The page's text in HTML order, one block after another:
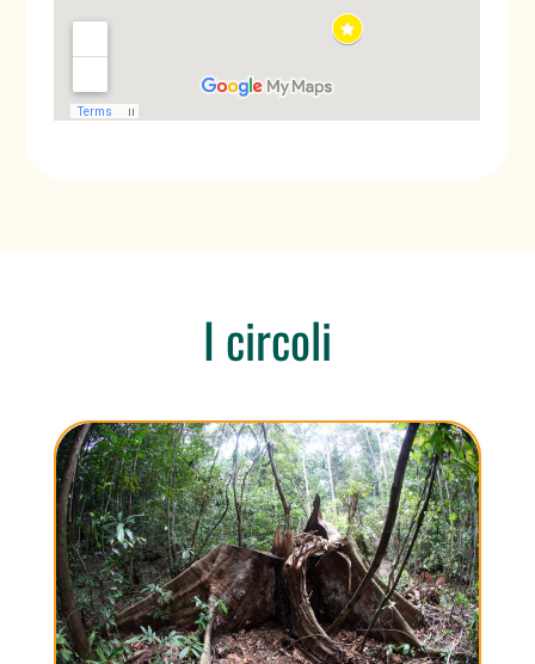
I circoli